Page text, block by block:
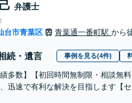
弁護士
台市青葉区 青葉通一番町駅 から
続・遺言 事例を見る(4件)
績多数】【初回時間無制限・相談無
迅速で有利な解決を目指します【